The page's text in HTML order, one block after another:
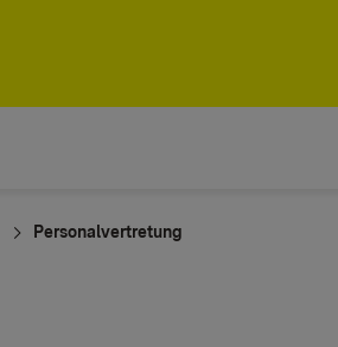
Personalvertretung